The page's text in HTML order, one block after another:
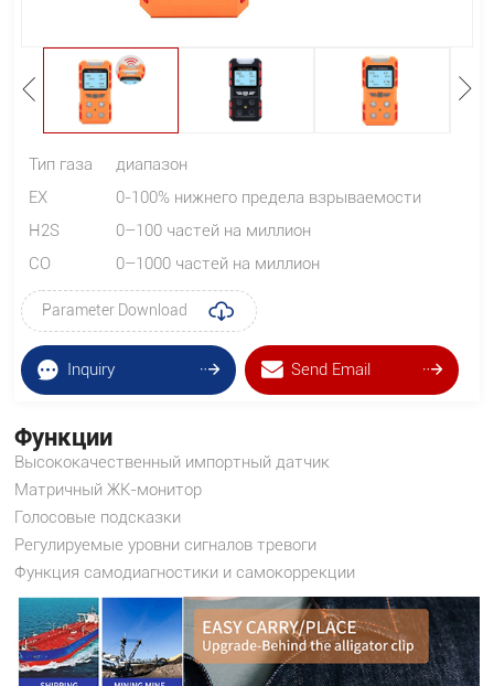
Тип газа
диапазон
EX
0-100% нижнего предела взрываемости
H2S
0–100 частей на миллион
СО
0–1000 частей на миллион
Parameter Download
Inquiry Send Email
Функции
Высококачественный импортный датчик
Матричный ЖК-монитор
Голосовые подсказки
Регулируемые уровни сигналов тревоги
Функция самодиагностики и самокоррекции